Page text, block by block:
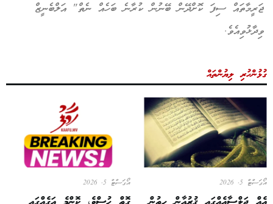
ޖަރީމާތައް ސިފަ ކޮށްދޭން ބޭނުން ކުރާނެ ބަހެއް ނެތް" އަލްބެނީޒް
ވިދާޅުވިއެވެ.
ގުޅުންހުރި ލިޔުންތައް
އޯގަސްޓް 5, 2026 އޯގަސްޓް 5, 2026